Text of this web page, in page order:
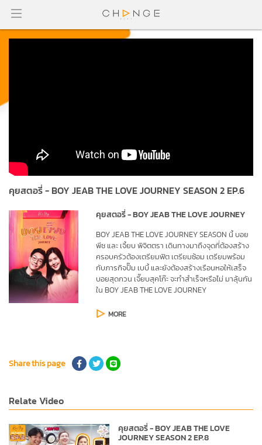
คุยสตอรี่ - BOY JEAB THE LOVE JOURNEY SEASON 2 EP.6
คุยสตอรี่ - BOY JEAB THE LOVE JOURNEY
BOY JEAB THE LOVE JOURNEY SEASON นี้ บอย
พีช และ เจี้ยบ พิจิตตรา เดินทางมาถึงจุดที่ต้องสร้าง
ครอบครัวต้องเตรียมฟิต เตรียมซ้อม เตรียมพร้อม
กับภารกิจปั๊ม เบบี้ และยังต้องสร้างเรือนหอให้เสร็จ
บอยสุดกวน เจี๊ยบสุคโก๊ะ จะทำสำเร็จหรือไม่ มาลุ้นกัน
ใน BOY JEAB THE LOVE JOURNEY
MORE
Share this page
Relate Video
คุยสตอรี่ - BOY JEAB THE LOVE
JOURNEY SEASON 2 EP.8